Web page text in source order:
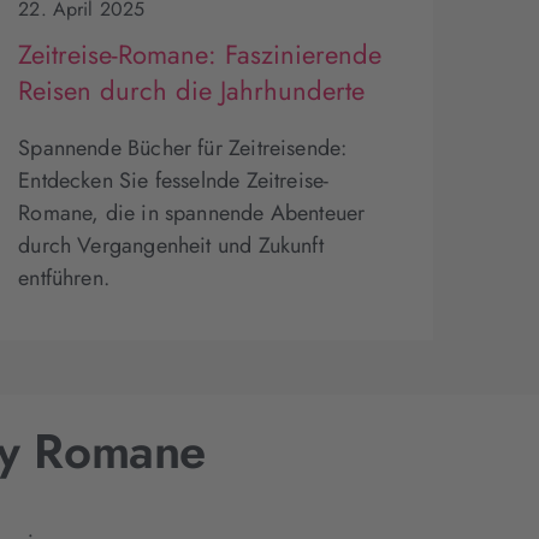
22. April 2025
Zeitreise-Romane: Faszinierende
Reisen durch die Jahrhunderte
Spannende Bücher für Zeitreisende:
Entdecken Sie fesselnde Zeitreise-
Romane, die in spannende Abenteuer
durch Vergangenheit und Zukunft
entführen.
Romane